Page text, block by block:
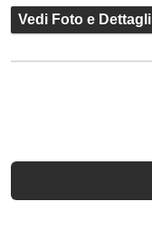
Vedi Foto e Dettagli